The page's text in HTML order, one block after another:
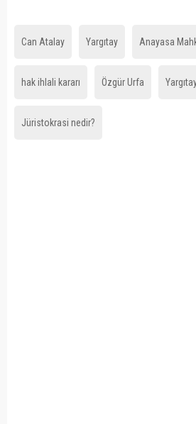
Can Atalay Yargıtay Anayasa
hak ihlali kararı Özgür Urfa
Jüristokrasi nedir?